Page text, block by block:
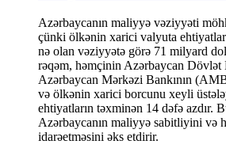
Azərbaycanın maliyyə vəziyyəti
çünki ölkənin xarici valyuta
nə olan vəziyyətə görə 71 milyard
rəqəm, həmçinin Azərbaycan
Azərbaycan Mərkəzi Bankının
və ölkənin xarici borcunu xeyli
ehtiyatların təxminən 14 dəfə azdır.
Azərbaycanın maliyyə sabitliyini və
idarəetməsini əks etdirir.